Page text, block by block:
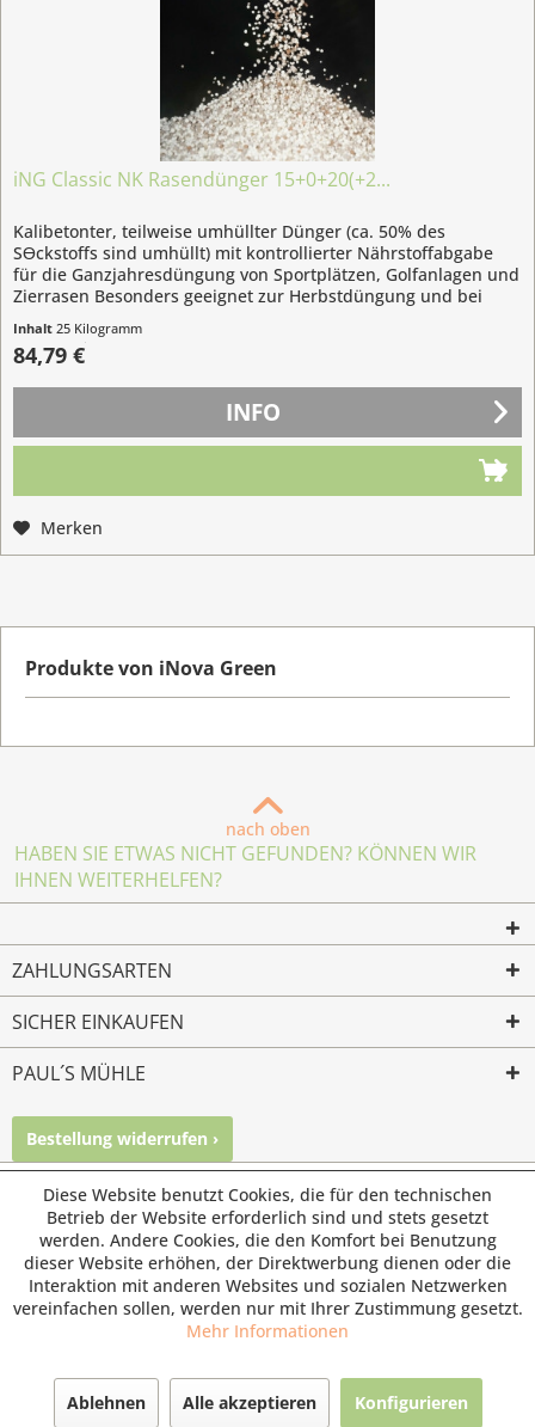
iNG Classic NK Rasendünger 15+0+20(+2...
Kalibetonter, teilweise umhüllter Dünger (ca. 50% des
SƟckstoffs sind umhüllt) mit kontrollierter Nährstoffabgabe
für die Ganzjahresdüngung von Sportplätzen, Golfanlagen und
Zierrasen Besonders geeignet zur Herbstdüngung und bei
Inhalt 25 Kilogramm
(3,39 € / 1 Kilogramm)
84,79 €
INFO
Merken
Produkte von iNova Green
nach oben
HABEN SIE ETWAS NICHT GEFUNDEN? KÖNNEN WIR
IHNEN WEITERHELFEN?
ZAHLUNGSARTEN
SICHER EINKAUFEN
PAUL´S MÜHLE
Bestellung widerrufen ›
© Paul's Mühle | Inhaber: Christof Paul e.K. | Westring 2 |
45659 Recklinghausen
Fax: 02361 -28831 | E-Mail: info@pauls-muehle.de
Mailkontakt Facebook Instagram
Diese Website benutzt Cookies, die für den technischen
Betrieb der Website erforderlich sind und stets gesetzt
werden. Andere Cookies, die den Komfort bei Benutzung
dieser Website erhöhen, der Direktwerbung dienen oder die
Interaktion mit anderen Websites und sozialen Netzwerken
vereinfachen sollen, werden nur mit Ihrer Zustimmung gesetzt.
Mehr Informationen
Ablehnen Alle akzeptieren Konfigurieren